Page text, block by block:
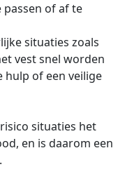
of af te
situaties zoals
vest snel worden
hulp of een veilige
situaties het
en is daarom een